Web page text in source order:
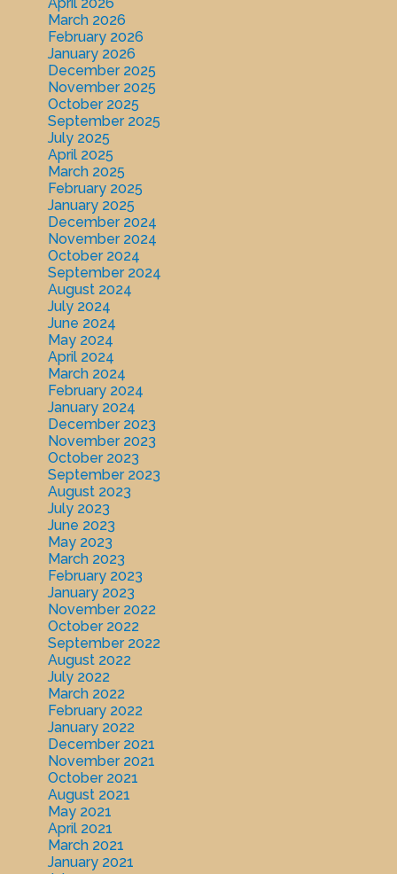
April 2026
March 2026
February 2026
January 2026
December 2025
November 2025
October 2025
September 2025
July 2025
April 2025
March 2025
February 2025
January 2025
December 2024
November 2024
October 2024
September 2024
August 2024
July 2024
June 2024
May 2024
April 2024
March 2024
February 2024
January 2024
December 2023
November 2023
October 2023
September 2023
August 2023
July 2023
June 2023
May 2023
March 2023
February 2023
January 2023
November 2022
October 2022
September 2022
August 2022
July 2022
March 2022
February 2022
January 2022
December 2021
November 2021
October 2021
August 2021
May 2021
April 2021
March 2021
January 2021